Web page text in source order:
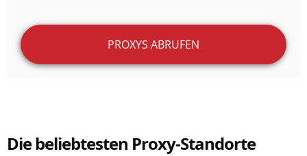
PROXYS ABRUFEN
Die beliebtesten Proxy-Standorte